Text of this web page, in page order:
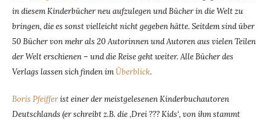
in diesem Kinderbücher neu aufzulegen und Bücher in die Welt zu
bringen, die es sonst vielleicht nicht gegeben hätte. Seitdem sind über
50 Bücher von mehr als 20 Autorinnen und Autoren aus vielen Teilen
der Welt erschienen – und die Reise geht weiter. Alle Bücher des
Verlags lassen sich finden imÜberblick.
Boris Pfeifferist einer der meistgelesenen Kinderbuchautoren
Deutschlands (er schreibt z.B. die ‚Drei ??? Kids‘, von ihm stammt